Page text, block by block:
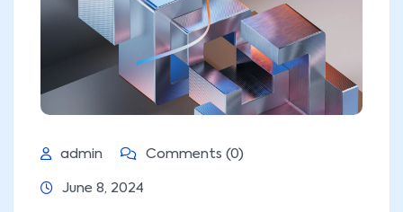
admin Comments (0)
June 8, 2024